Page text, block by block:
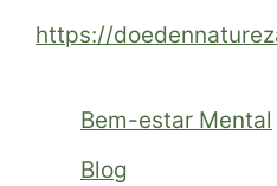
https://
Bem-estar Mental
Blog